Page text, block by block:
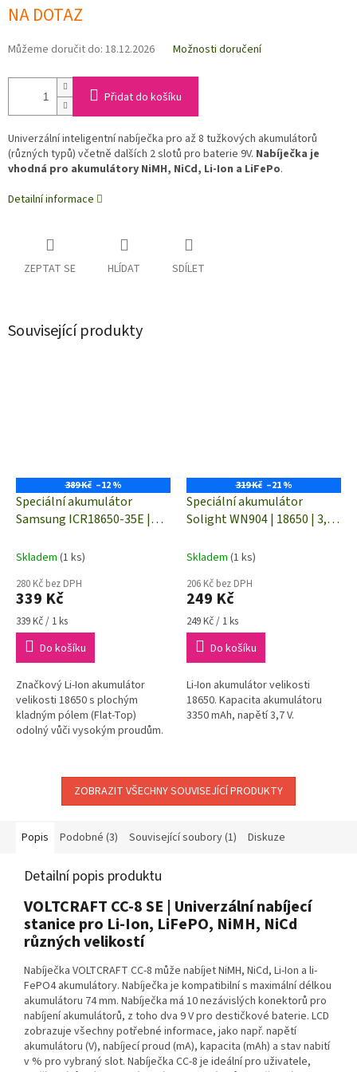
NA DOTAZ
Můžeme doručit do: 18.12.2026 Možnosti doručení
Přidat do košíku
Univerzální inteligentní nabíječka pro až 8 tužkových akumulátorů
(různých typů) včetně dalších 2 slotů pro baterie 9V. Nabíječka je
vhodná pro akumulátory NiMH, NiCd, Li-Ion a LiFePo.
Detailní informace
ZEPTAT SE HLÍDAT SDÍLET
Související produkty
389 Kč –12 %
Speciální akumulátor
Samsung ICR18650-35E |
akumulátor | 3.7 V | Flat-Top
Skladem (1 ks)
280 Kč bez DPH
339 Kč
Měrná
cena:
339 Kč / 1 ks
Do košíku
Značkový Li-Ion akumulátor
velikosti 18650 s plochým
kladným pólem (Flat-Top)
odolný vůči vysokým proudům.
319 Kč –21 %
Speciální akumulátor
Solight WN904 | 18650 | 3,7
akumulátor
Skladem (1 ks)
206 Kč bez DPH
249 Kč
Měrná
cena:
249 Kč / 1 ks
Do košíku
Li-Ion akumulátor velikosti
18650. Kapacita akumulátoru
3350 mAh, napětí 3,7 V.
ZOBRAZIT VŠECHNY SOUVISEJÍCÍ PRODUKTY
Popis Podobné (3) Související soubory (1) Diskuze
Detailní popis produktu
VOLTCRAFT CC-8 SE | Univerzální nabíjecí
stanice pro Li-Ion, LiFePO, NiMH, NiCd
různých velikostí
Nabíječka VOLTCRAFT CC-8 může nabíjet NiMH, NiCd, Li-Ion a li-
FePO4 akumulátory. Nabíječka je kompatibilní s maximální délkou
akumulátoru 74 mm. Nabíječka má 10 nezávislých konektorů pro
nabíjení akumulátorů, z toho dva 9 V pro destičkové baterie. LCD
zobrazuje všechny potřebné informace, jako např. napětí
akumulátoru (V), nabíjecí proud (mA), kapacita (mAh) a stav nabití
v % pro vybraný slot. Nabíječka CC-8 je ideální pro uživatele,